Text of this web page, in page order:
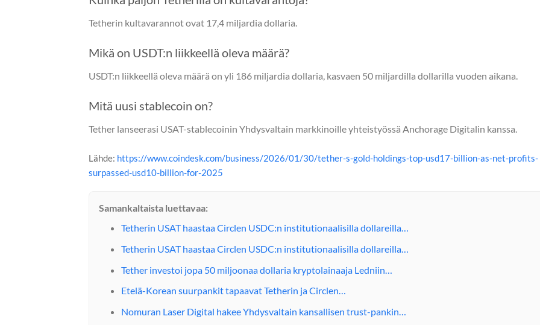
Tetherin kultavarannot ovat 17,4 miljardia dollaria.
Mikä on USDT:n liikkeellä oleva määrä?
USDT:n liikkeellä oleva määrä on yli 186 miljardia dollaria, kasvaen 50 miljardilla dollarilla vuoden aikana.
Mitä uusi stablecoin on?
Tether lanseerasi USAT-stablecoinin Yhdysvaltain markkinoille yhteistyössä Anchorage Digitalin kanssa.
Lähde: https://www.coindesk.com/business/2026/01/30/tether-s-gold-holdings-top-usd17-billion-as-net-profits-
surpassed-usd10-billion-for-2025
Samankaltaista luettavaa:
Tetherin USAT haastaa Circlen USDC:n institutionaalisilla dollareilla…
Tetherin USAT haastaa Circlen USDC:n institutionaalisilla dollareilla…
Tether investoi jopa 50 miljoonaa dollaria kryptolainaaja Ledniin…
Etelä-Korean suurpankit tapaavat Tetherin ja Circlen…
Nomuran Laser Digital hakee Yhdysvaltain kansallisen trust-pankin…